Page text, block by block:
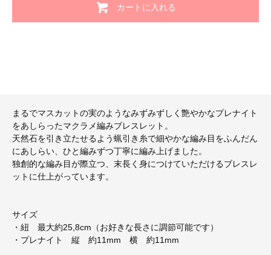
カートに入れる
まるでマスカットの実のようなみずみずしく艶やかなプレナイト
をあしらったマクラメ編みブレスレット。
天然石を引き立たせるよう蝋引き糸で細やかな編み目をふんだん
にあしらい、ひと編みずつ丁寧に編み上げました。
独創的な編み目が際立つ、末長く身につけていただけるブレスレ
ットに仕上がっています。
サイズ
・紐 最大約25,8cm（お好きな長さに調節可能です）
・プレナイト 縦 約11mm 横 約11mm